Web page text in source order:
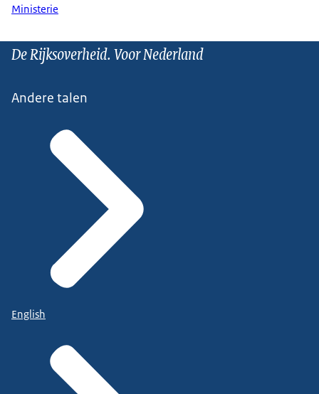
Ministerie
De Rijksoverheid. Voor Nederland
Andere talen
English